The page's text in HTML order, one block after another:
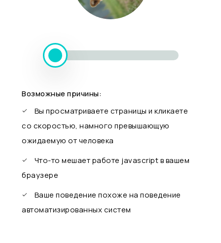
Возможные причины:
Вы просматриваете страницы и кликаете
со скоростью, намного превышающую
ожидаемую от человека
Что-то мешает работе javascript в вашем
браузере
Ваше поведение похоже на поведение
автоматизированных систем